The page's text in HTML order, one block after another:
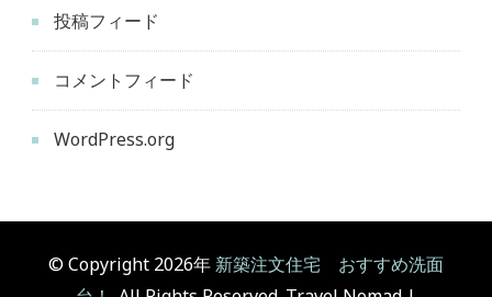
投稿フィード
コメントフィード
WordPress.org
© Copyright 2026年 新築注文住宅 おすすめ洗面